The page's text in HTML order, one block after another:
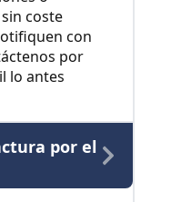
coste
con
por
lo antes
por el